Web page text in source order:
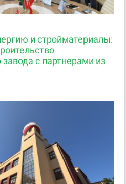
и стройматериалы:
с партнерами из